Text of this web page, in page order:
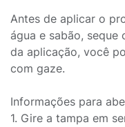
Antes de aplicar o
água e sabão, seque
da aplicação, você
com gaze.
Informações para
1. Gire a tampa em